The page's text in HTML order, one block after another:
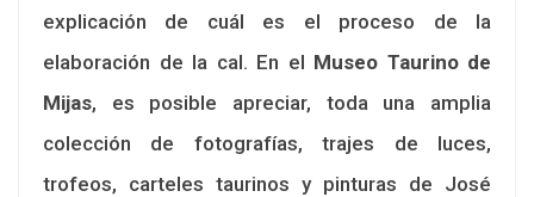
explicación de cuál es el proceso de la
elaboración de la cal. En el Museo Taurino de
Mijas, es posible apreciar, toda una amplia
colección de fotografías, trajes de luces,
trofeos, carteles taurinos y pinturas de José